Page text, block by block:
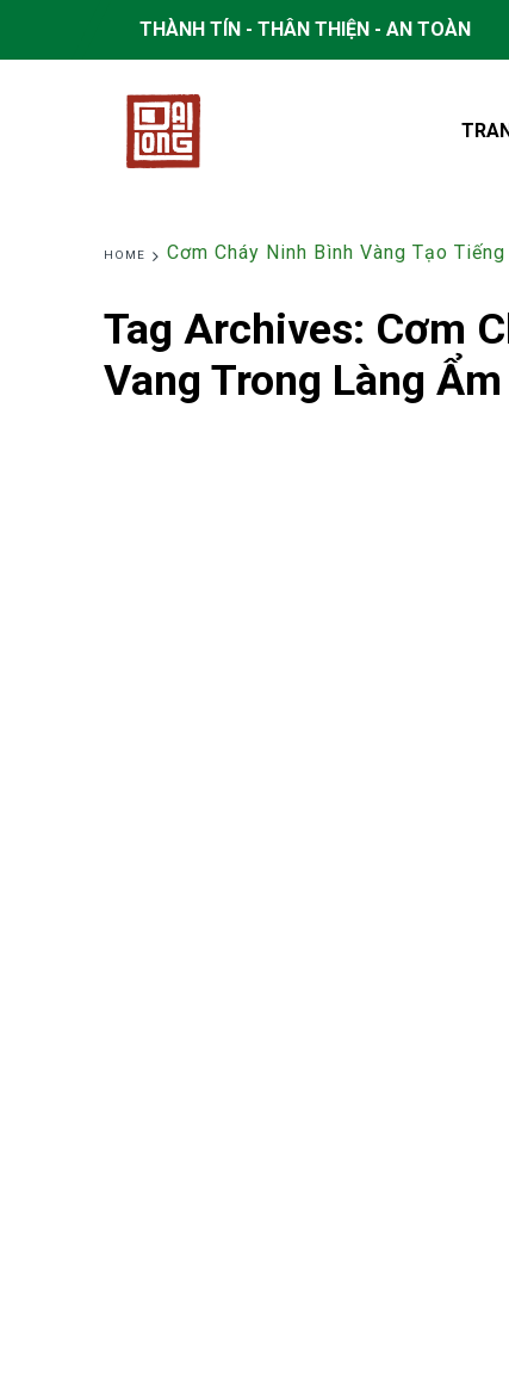
THÀNH TÍN - THÂN THIỆN - AN TOÀN
HOME Cơm Cháy Ninh Bình Vàng Tạo
Tag Archives: Cơm
Vang Trong Làng